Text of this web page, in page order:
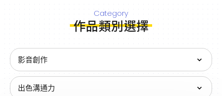
Category
作品類別選擇